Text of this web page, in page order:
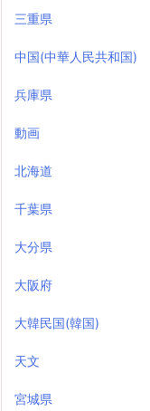
三重県
中国(中華人民共和国)
兵庫県
動画
北海道
千葉県
大分県
大阪府
大韓民国(韓国)
天文
宮城県